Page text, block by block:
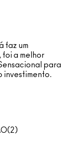
faz um
foi a melhor
para
investimento.
2